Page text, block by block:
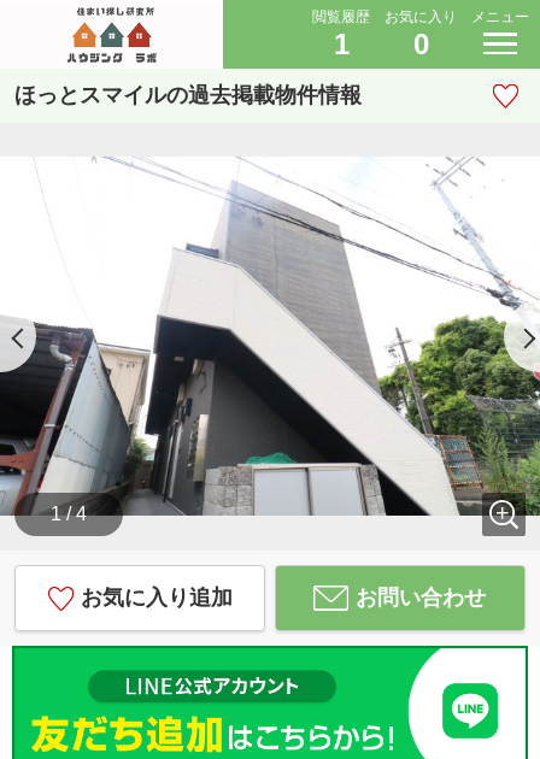
閲覧履歴
1
お気に入り
0
メニュー
ほっとスマイルの過去掲載物件情報
1 / 4
お気に入り追加 お問い合わせ